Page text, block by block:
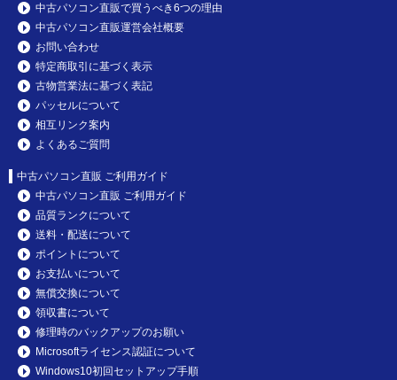
中古パソコン直販で買うべき6つの理由
中古パソコン直販運営会社概要
お問い合わせ
特定商取引に基づく表示
古物営業法に基づく表記
パッセルについて
相互リンク案内
よくあるご質問
中古パソコン直販 ご利用ガイド
中古パソコン直販 ご利用ガイド
品質ランクについて
送料・配送について
ポイントについて
お支払いについて
無償交換について
領収書について
修理時のバックアップのお願い
Microsoftライセンス認証について
Windows10初回セットアップ手順